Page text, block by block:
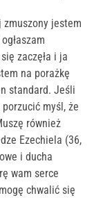
jestem
zaczęła i ja
na porażkę
standard. Jeśli
myśl, że
również
Ezechiela (36,
i ducha
wam serce
chwalić się